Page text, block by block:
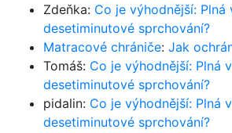
Zdeňka: Co je výhodnější: Plná
desetiminutové sprchování?
Matracové chrániče: Jak
Tomáš: Co je výhodnější: Plná
desetiminutové sprchování?
pidalin: Co je výhodnější: Plná
desetiminutové sprchování?